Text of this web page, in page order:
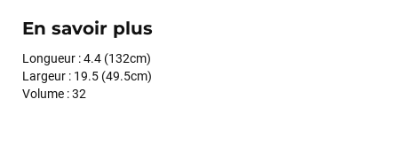
En savoir plus
Longueur : 4.4 (132cm)
Largeur : 19.5 (49.5cm)
Volume : 32